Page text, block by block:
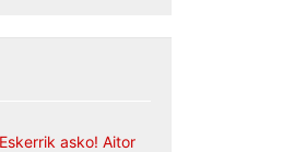
asko! Aitor